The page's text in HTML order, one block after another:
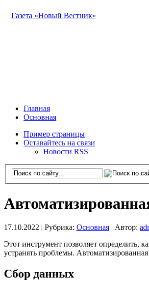
Газета «Новый Вестник»
Главная
Основная
Пример страницы
Оставайтесь на связи
Новости RSS
17.10.2022 | Рубрика: Основная Автор:
Этот инструмент позволяет определить,
устранять проблемы.
Сбор данных